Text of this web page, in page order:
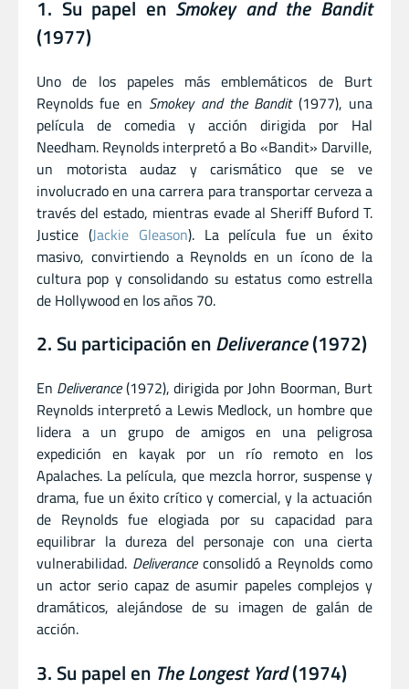
1. Su papel en Smokey and the Bandit
(1977)
Uno de los papeles más emblemáticos de Burt
Reynolds fue en Smokey and the Bandit(1977), una
película de comedia y acción dirigida por Hal
Needham. Reynolds interpretó a Bo «Bandit» Darville,
un motorista audaz y carismático que se ve
involucrado en una carrera para transportar cerveza a
través del estado, mientras evade al Sheriff Buford T.
Justice (Jackie Gleason). La película fue un éxito
masivo, convirtiendo a Reynolds en un ícono de la
cultura pop y consolidando su estatus como estrella
de Hollywood en los años 70.
2. Su participación enDeliverance(1972)
En Deliverance(1972), dirigida por John Boorman, Burt
Reynolds interpretó a Lewis Medlock, un hombre que
lidera a un grupo de amigos en una peligrosa
expedición en kayak por un río remoto en los
Apalaches. La película, que mezcla horror, suspense y
drama, fue un éxito crítico y comercial, y la actuación
de Reynolds fue elogiada por su capacidad para
equilibrar la dureza del personaje con una cierta
vulnerabilidad. Deliveranceconsolidó a Reynolds como
un actor serio capaz de asumir papeles complejos y
dramáticos, alejándose de su imagen de galán de
acción.
3. Su papel en The Longest Yard(1974)